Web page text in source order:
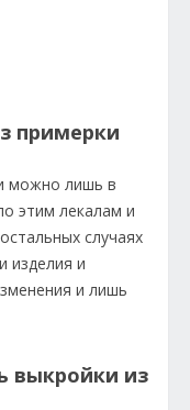
примерки
можно лишь в
этим лекалам и
случаях
изделия и
и лишь
выкройки из